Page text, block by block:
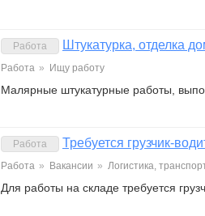
Работа Штукатурка, отделка
Работа » Ищу работу
Малярные штукатурные работы,
Работа Требуется грузчик-
Работа » Вакансии » Логистика,
Для работы на складе требуется